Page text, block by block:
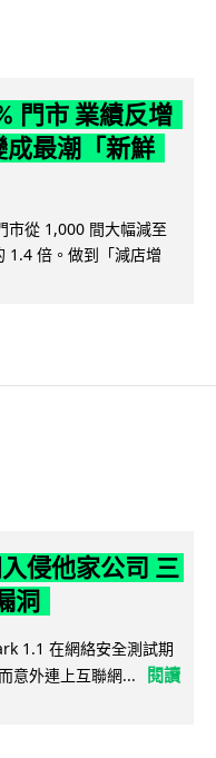
門市 業績反增
成最潮「新鮮
市從 1,000 間大幅減至
1.4 倍。做到「減店增
侵他家公司 三
洞
1.1 在網絡安全測試期
意外連上互聯網...
閱讀